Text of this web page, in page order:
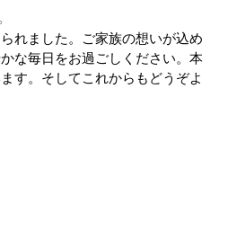
れました。ご家族の想いが込め
な毎日をお過ごしください。本
す。そしてこれからもどうぞよ